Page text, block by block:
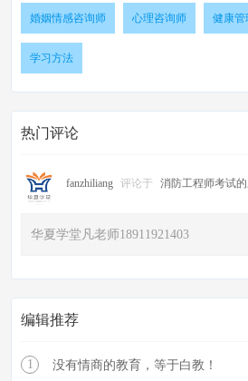
婚姻情感咨询师 心理咨询师 健康管
学习方法
热门评论
fanzhiliang 评论于 消防工程师考试
华夏学堂凡老师18911921403
编辑推荐
1 没有情商的教育，等于白教！